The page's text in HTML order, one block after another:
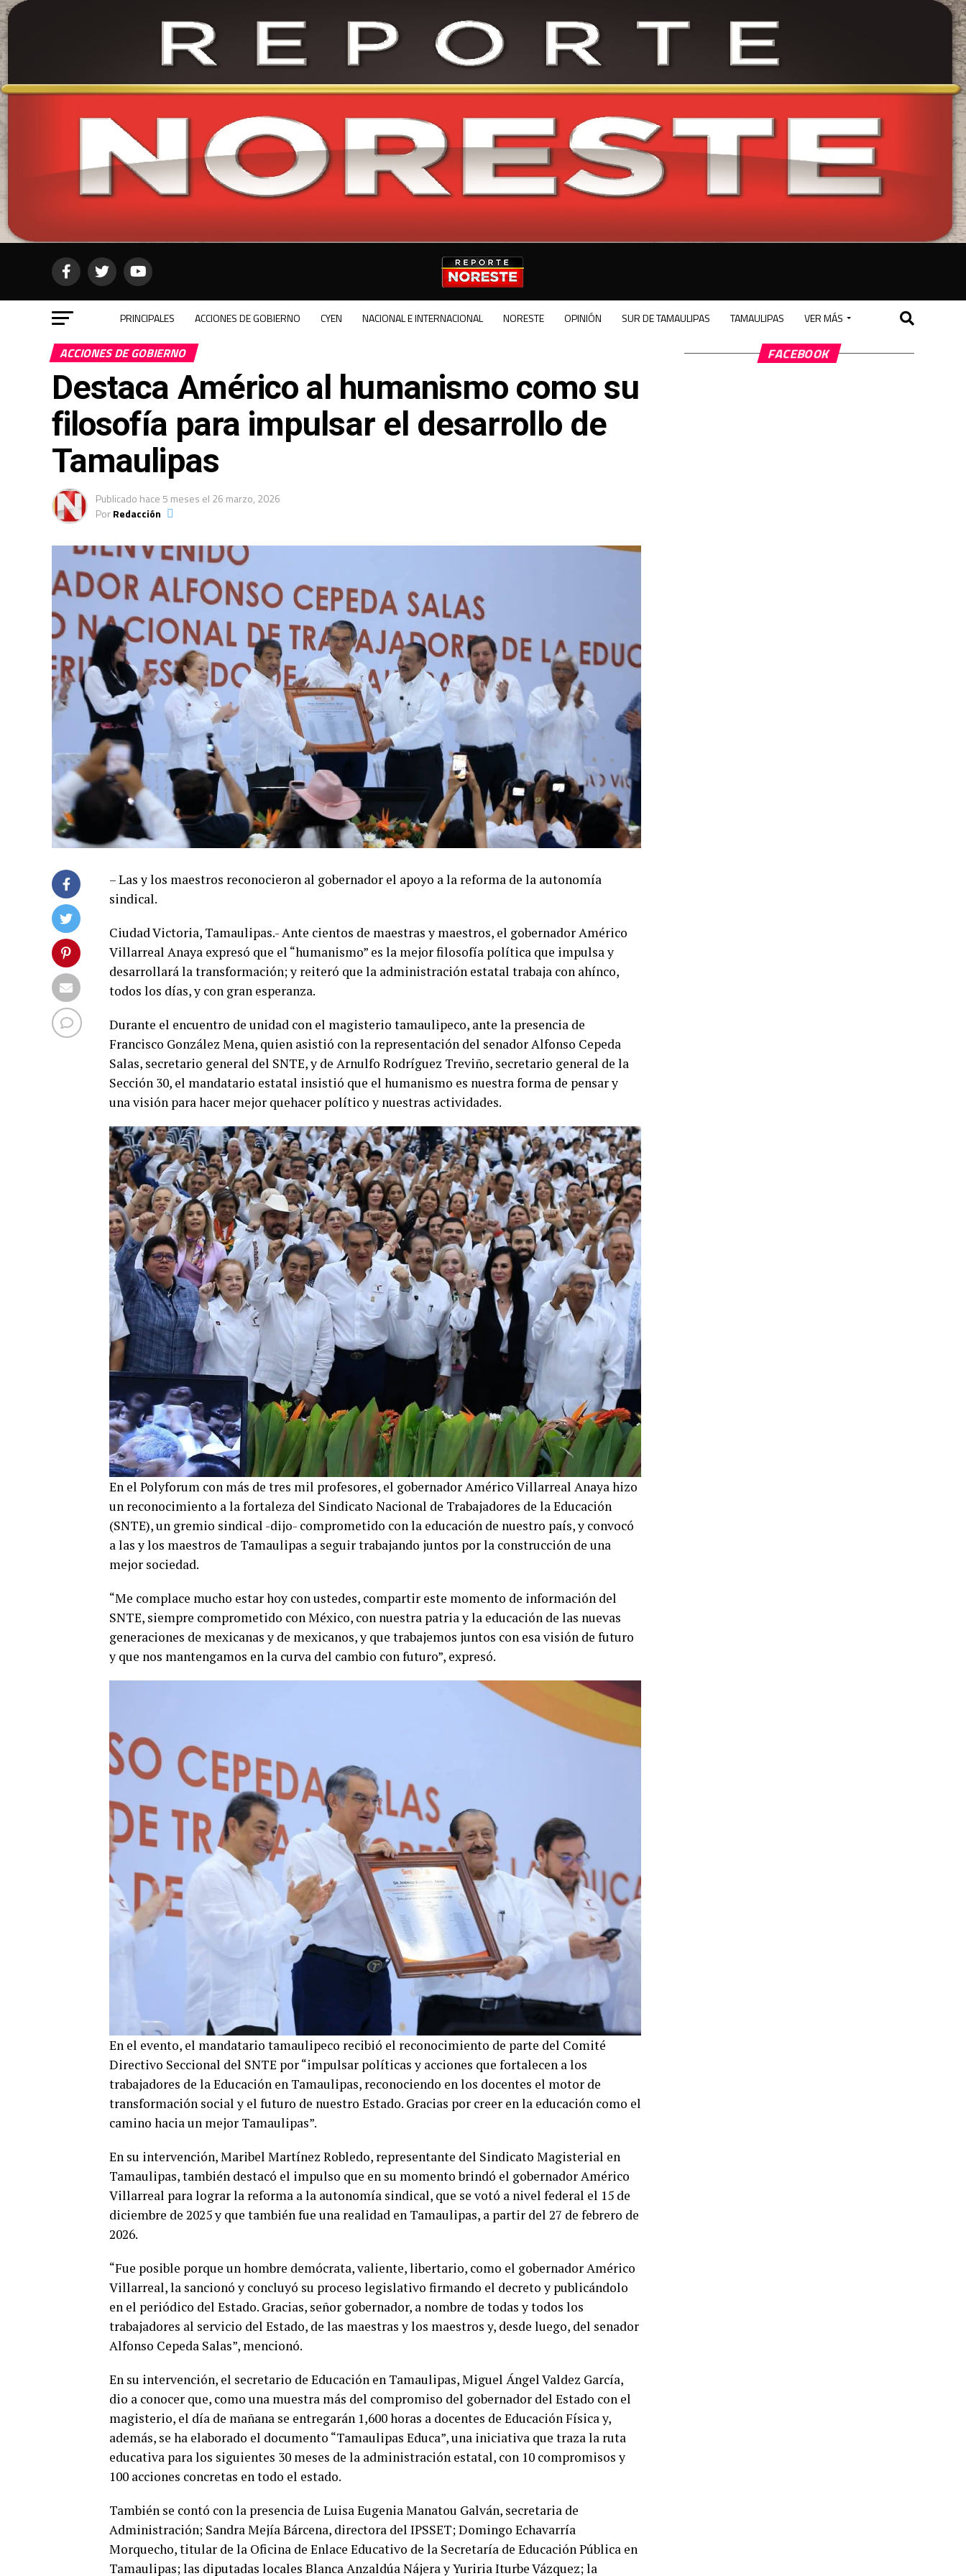
PRINCIPALES ACCIONES DE GOBIERNO CYEN NACIONAL E INTERNACIONAL NORESTE OPINIÓN SUR DE TAMAULIPAS TAMAULIPAS VER MÁS
ACCIONES DE GOBIERNO
Destaca Américo al humanismo como su
filosofía para impulsar el desarrollo de
Tamaulipas
Publicado hace 5 meses el 26 marzo, 2026
PorRedacción
– Las y los maestros reconocieron al gobernador el apoyo a la reforma de la autonomía
sindical.
Ciudad Victoria, Tamaulipas.- Ante cientos de maestras y maestros, el gobernador Américo
Villarreal Anaya expresó que el “humanismo” es la mejor filosofía política que impulsa y
desarrollará la transformación; y reiteró que la administración estatal trabaja con ahínco,
todos los días, y con gran esperanza.
Durante el encuentro de unidad con el magisterio tamaulipeco, ante la presencia de
Francisco González Mena, quien asistió con la representación del senador Alfonso Cepeda
Salas, secretario general del SNTE, y de Arnulfo Rodríguez Treviño, secretario general de la
Sección 30, el mandatario estatal insistió que el humanismo es nuestra forma de pensar y
una visión para hacer mejor quehacer político y nuestras actividades.
En el Polyforum con más de tres mil profesores, el gobernador Américo Villarreal Anaya hizo
un reconocimiento a la fortaleza del Sindicato Nacional de Trabajadores de la Educación
(SNTE), un gremio sindical -dijo- comprometido con la educación de nuestro país, y convocó
a las y los maestros de Tamaulipas a seguir trabajando juntos por la construcción de una
mejor sociedad.
“Me complace mucho estar hoy con ustedes, compartir este momento de información del
SNTE, siempre comprometido con México, con nuestra patria y la educación de las nuevas
generaciones de mexicanas y de mexicanos, y que trabajemos juntos con esa visión de futuro
y que nos mantengamos en la curva del cambio con futuro”, expresó.
En el evento, el mandatario tamaulipeco recibió el reconocimiento de parte del Comité
Directivo Seccional del SNTE por “impulsar políticas y acciones que fortalecen a los
trabajadores de la Educación en Tamaulipas, reconociendo en los docentes el motor de
transformación social y el futuro de nuestro Estado. Gracias por creer en la educación como el
camino hacia un mejor Tamaulipas”.
En su intervención, Maribel Martínez Robledo, representante del Sindicato Magisterial en
Tamaulipas, también destacó el impulso que en su momento brindó el gobernador Américo
Villarreal para lograr la reforma a la autonomía sindical, que se votó a nivel federal el 15 de
diciembre de 2025 y que también fue una realidad en Tamaulipas, a partir del 27 de febrero de
2026.
“Fue posible porque un hombre demócrata, valiente, libertario, como el gobernador Américo
Villarreal, la sancionó y concluyó su proceso legislativo firmando el decreto y publicándolo
en el periódico del Estado. Gracias, señor gobernador, a nombre de todas y todos los
trabajadores al servicio del Estado, de las maestras y los maestros y, desde luego, del senador
Alfonso Cepeda Salas”, mencionó.
En su intervención, el secretario de Educación en Tamaulipas, Miguel Ángel Valdez García,
dio a conocer que, como una muestra más del compromiso del gobernador del Estado con el
magisterio, el día de mañana se entregarán 1,600 horas a docentes de Educación Física y,
además, se ha elaborado el documento “Tamaulipas Educa”, una iniciativa que traza la ruta
educativa para los siguientes 30 meses de la administración estatal, con 10 compromisos y
100 acciones concretas en todo el estado.
También se contó con la presencia de Luisa Eugenia Manatou Galván, secretaria de
Administración; Sandra Mejía Bárcena, directora del IPSSET; Domingo Echavarría
Morquecho, titular de la Oficina de Enlace Educativo de la Secretaría de Educación Pública en
Tamaulipas; las diputadas locales Blanca Anzaldúa Nájera y Yuriria Iturbe Vázquez; la
FACEBOOK